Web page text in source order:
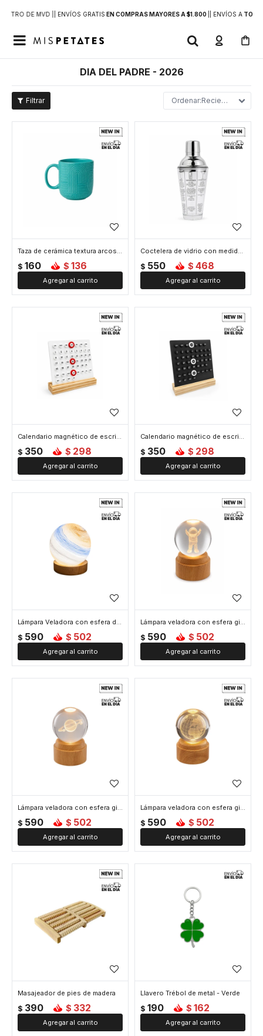
DE MVD | | ENVÍOS GRATIS EN COMPRAS MAYORES A $1.800 | ENVÍOS ATODO

DIA DEL PADRE - 2026
Recientes
Taza de cerámica textura arcos - Verde
$ 160 $ 136
Coctelera de vidrio con medidas y recetas 400ml
$ 550 $ 468
Calendario magnético de escritorio 13x15cm - Blanco
$ 350 $ 298
Calendario magnético de escritorio 13x15cm - Negro
$ 350 $ 298
Lámpara Veladora con esfera de 8cm vidrio
$ 590 $ 502
Lámpara veladora con esfera giratoria de 8cm de diámetro vidrio - Astronauta
$ 590 $ 502
Lámpara veladora con esfera giratoria de 8cm de diámetro vidrio - Saturno
$ 590 $ 502
Lámpara veladora con esfera giratoria de 8cm de diámetro vidrio - Tierra
$ 590 $ 502
Masajeador de pies de madera
$ 390 $ 332
Llavero Trébol de metal - Verde
$ 190 $ 162